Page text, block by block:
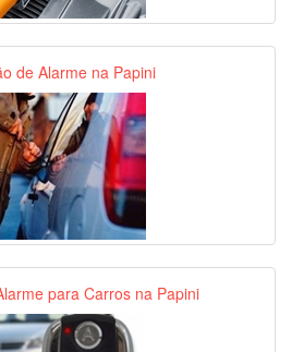
de Alarme na Papini
para Carros na Papini